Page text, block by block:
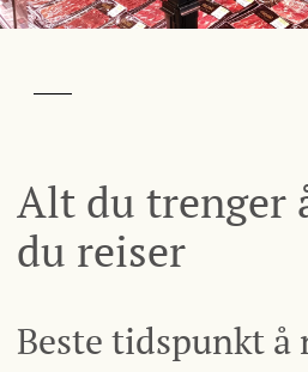
Alt du trenger
du reiser
Beste tidspunkt å